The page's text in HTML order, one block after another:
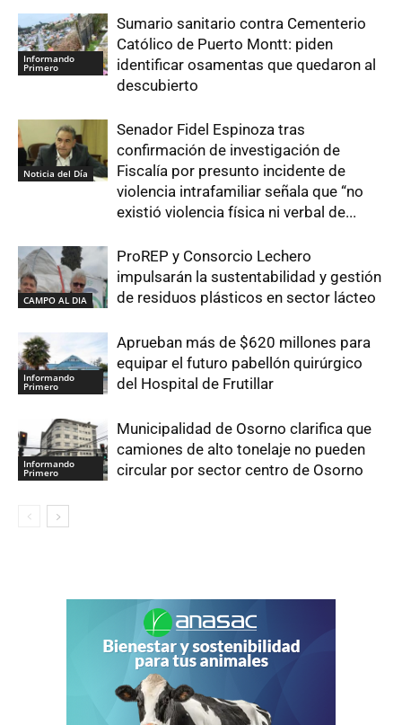
Informando
Primero
Sumario sanitario contra Cementerio
Católico de Puerto Montt: piden
identificar osamentas que quedaron al
descubierto
Noticia del Día
Senador Fidel Espinoza tras
confirmación de investigación de
Fiscalía por presunto incidente de
violencia intrafamiliar señala que “no
existió violencia física ni verbal de...
CAMPO AL DIA
ProREP y Consorcio Lechero
impulsarán la sustentabilidad y gestión
de residuos plásticos en sector lácteo
Informando
Primero
Aprueban más de $620 millones para
equipar el futuro pabellón quirúrgico
del Hospital de Frutillar
Informando
Primero
Municipalidad de Osorno clarifica que
camiones de alto tonelaje no pueden
circular por sector centro de Osorno